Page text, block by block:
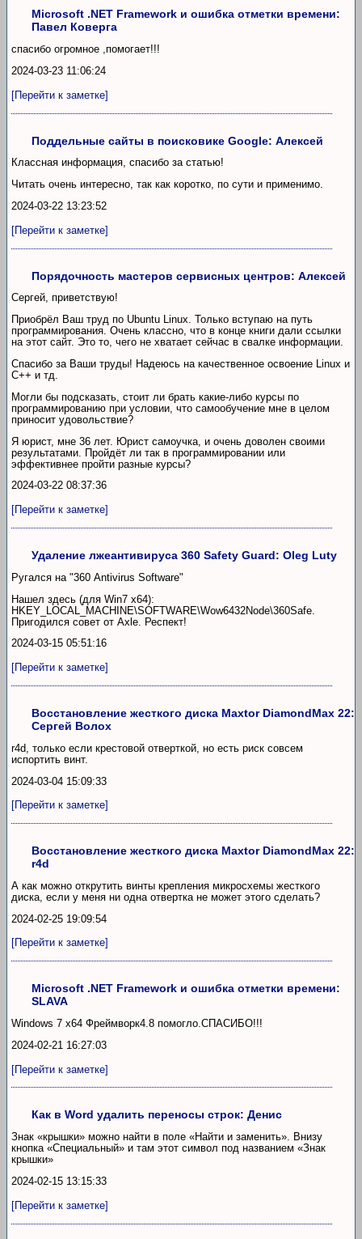
Microsoft .NET Framework и ошибка отметки времени:
Павел Коверга
спасибо огромное ,помогает!!!
2024-03-23 11:06:24
[Перейти к заметке]
Поддельные сайты в поисковике Google: Алексей
Классная информация, спасибо за статью!
Читать очень интересно, так как коротко, по сути и применимо.
2024-03-22 13:23:52
[Перейти к заметке]
Порядочность мастеров сервисных центров: Алексей
Сергей, приветствую!
Приобрёл Ваш труд по Ubuntu Linux. Только вступаю на путь
программирования. Очень классно, что в конце книги дали ссылки
на этот сайт. Это то, чего не хватает сейчас в свалке информации.
Спасибо за Ваши труды! Надеюсь на качественное освоение Linux и
C++ и тд.
Могли бы подсказать, стоит ли брать какие-либо курсы по
программированию при условии, что самообучение мне в целом
приносит удовольствие?
Я юрист, мне 36 лет. Юрист самоучка, и очень доволен своими
результатами. Пройдёт ли так в программировании или
эффективнее пройти разные курсы?
2024-03-22 08:37:36
[Перейти к заметке]
Удаление лжеантивируса 360 Safety Guard: Oleg Luty
Ругался на "360 Antivirus Software"
Нашел здесь (для Win7 x64):
HKEY_LOCAL_MACHINE\SOFTWARE\Wow6432Node\360Safe.
Пригодился совет от Axle. Респект!
2024-03-15 05:51:16
[Перейти к заметке]
Восстановление жесткого диска Maxtor DiamondMax 22:
Сергей Волох
r4d, только если крестовой отверткой, но есть риск совсем
испортить винт.
2024-03-04 15:09:33
[Перейти к заметке]
Восстановление жесткого диска Maxtor DiamondMax 22:
r4d
А как можно открутить винты крепления микросхемы жесткого
диска, если у меня ни одна отвертка не может этого сделать?
2024-02-25 19:09:54
[Перейти к заметке]
Microsoft .NET Framework и ошибка отметки времени:
SLAVA
Windows 7 x64 Фреймворк4.8 помогло.СПАСИБО!!!
2024-02-21 16:27:03
[Перейти к заметке]
Как в Word удалить переносы строк: Денис
Знак «крышки» можно найти в поле «Найти и заменить». Внизу
кнопка «Специальный» и там этот символ под названием «Знак
крышки»
2024-02-15 13:15:33
[Перейти к заметке]